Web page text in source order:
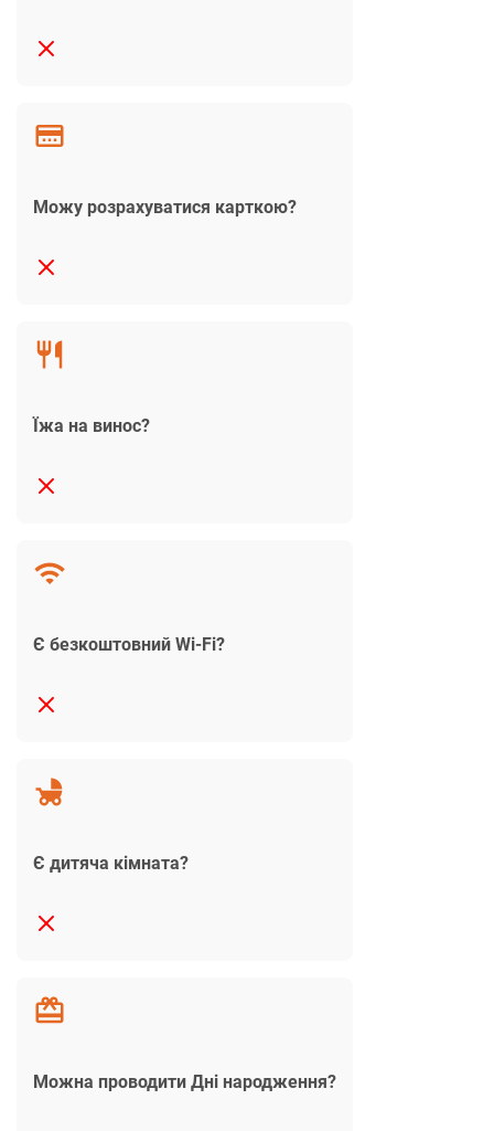
Можу розрахуватися карткою?
Їжа на винос?
Є безкоштовний Wi-Fi?
Є дитяча кімната?
Можна проводити Дні народження?